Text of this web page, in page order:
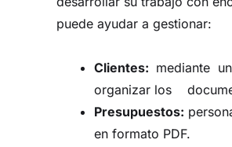
puede ayudar a gestionar:
Clientes: mediante
organizar los
Presupuestos:
en formato PDF.